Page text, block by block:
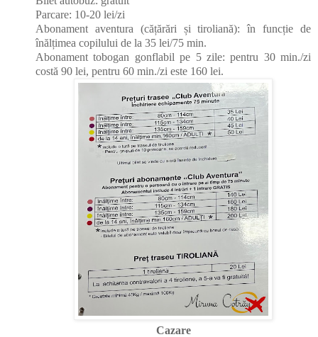
Parcare: 10-20 lei/zi
Abonament aventura (cățărări și tiroliană): în funcție de
înălțimea copilului de la 35 lei/75 min.
Abonament tobogan gonflabil pe 5 zile: pentru 30 min./zi
costă 90 lei, pentru 60 min./zi este 160 lei.
Cazare